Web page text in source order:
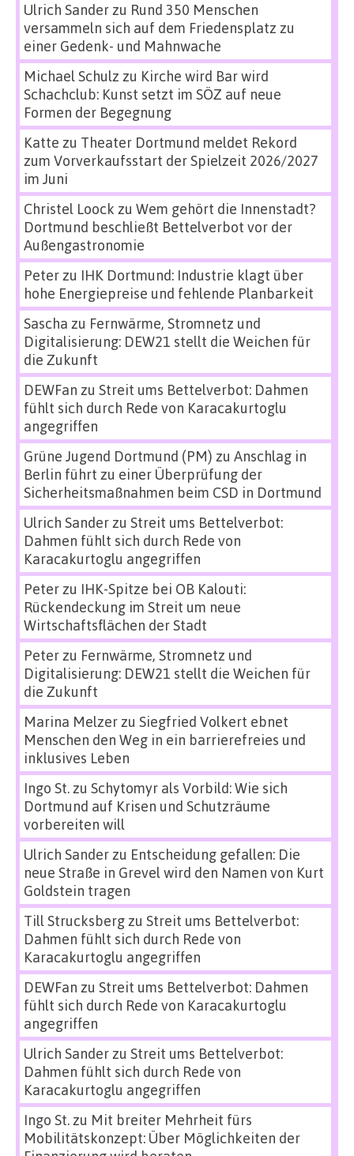
Ulrich Sanderzu Rund 350 Menschen
versammeln sich auf dem Friedensplatz zu
einer Gedenk- und Mahnwache
Michael Schulz zu Kirche wird Bar wird
Schachclub: Kunst setzt im SÖZ auf neue
Formen der Begegnung
Katte zu Theater Dortmund meldet Rekord
zum Vorverkaufsstart der Spielzeit 2026/2027
im Juni
Christel Loock zu Wem gehört die Innenstadt?
Dortmund beschließt Bettelverbot vor der
Außengastronomie
Peterzu IHK Dortmund: Industrie klagt über
hohe Energiepreise und fehlende Planbarkeit
Sascha zu Fernwärme, Stromnetz und
Digitalisierung: DEW21 stellt die Weichen für
die Zukunft
DEWFan zu Streit ums Bettelverbot: Dahmen
fühlt sich durch Rede von Karacakurtoglu
angegriffen
Grüne Jugend Dortmund (PM) zu Anschlag in
Berlin führt zu einer Überprüfung der
Sicherheitsmaßnahmen beim CSD in Dortmund
Ulrich Sanderzu Streit ums Bettelverbot:
Dahmen fühlt sich durch Rede von
Karacakurtoglu angegriffen
Peterzu IHK-Spitze bei OB Kalouti:
Rückendeckung im Streit um neue
Wirtschaftsflächen der Stadt
Peterzu Fernwärme, Stromnetz und
Digitalisierung: DEW21 stellt die Weichen für
die Zukunft
Marina Melzerzu Siegfried Volkert ebnet
Menschen den Weg in ein barrierefreies und
inklusives Leben
Ingo St.zu Schytomyr als Vorbild: Wie sich
Dortmund auf Krisen und Schutzräume
vorbereiten will
Ulrich Sanderzu Entscheidung gefallen: Die
neue Straße in Grevel wird den Namen von Kurt
Goldstein tragen
Till Strucksbergzu Streit ums Bettelverbot:
Dahmen fühlt sich durch Rede von
Karacakurtoglu angegriffen
DEWFan zu Streit ums Bettelverbot: Dahmen
fühlt sich durch Rede von Karacakurtoglu
angegriffen
Ulrich Sanderzu Streit ums Bettelverbot:
Dahmen fühlt sich durch Rede von
Karacakurtoglu angegriffen
Ingo St.zu Mit breiter Mehrheit fürs
Mobilitätskonzept: Über Möglichkeiten der